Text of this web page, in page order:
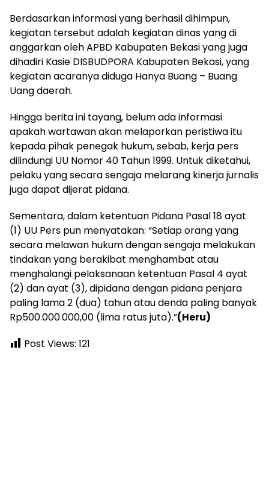
Berdasarkan informasi yang berhasil dihimpun,
kegiatan tersebut adalah kegiatan dinas yang di
anggarkan oleh APBD Kabupaten Bekasi yang juga
dihadiri Kasie DISBUDPORA Kabupaten Bekasi, yang
kegiatan acaranya diduga Hanya Buang – Buang
Uang daerah.
Hingga berita ini tayang, belum ada informasi
apakah wartawan akan melaporkan peristiwa itu
kepada pihak penegak hukum, sebab, kerja pers
dilindungi UU Nomor 40 Tahun 1999. Untuk diketahui,
pelaku yang secara sengaja melarang kinerja jurnalis
juga dapat dijerat pidana.
Sementara, dalam ketentuan Pidana Pasal 18 ayat
(1) UU Pers pun menyatakan: “Setiap orang yang
secara melawan hukum dengan sengaja melakukan
tindakan yang berakibat menghambat atau
menghalangi pelaksanaan ketentuan Pasal 4 ayat
(2) dan ayat (3), dipidana dengan pidana penjara
paling lama 2 (dua) tahun atau denda paling banyak
Rp500.000.000,00 (lima ratus juta).”(Heru)
Post Views: 121